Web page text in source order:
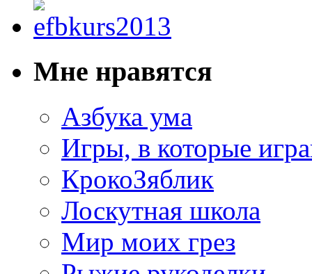
Мне нравятся
Азбука ума
Игры, в которые
КрокоЗяблик
Лоскутная школа
Мир моих грез